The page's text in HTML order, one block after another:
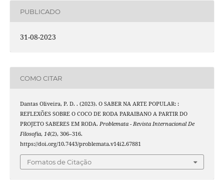
PUBLICADO
31-08-2023
COMO CITAR
Dantas Oliveira, P. D. . (2023). O SABER NA ARTE POPULAR: :
REFLEXÕES SOBRE O COCO DE RODA PARAIBANO A PARTIR DO
PROJETO SABERES EM RODA. Problemata - Revista Internacional De
Filosofia, 14(2), 306–316.
https://doi.org/10.7443/problemata.v14i2.67881
Fomatos de Citação